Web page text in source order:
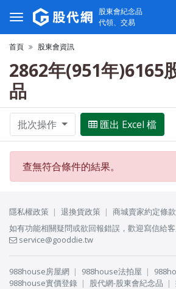
股東會紀念品
代領、交易
首頁 股東會資訊
2862年(951年)6165
品
批次操作 匯出 Excel 檔
查無符合條件的結果。
隱私權政策 退換貨政策
商城賣家約定條款
如有功能相關疑問或欲回報錯誤，歡迎寫信給
service@gooddie.tw
988house房屋網 988house法拍屋
988house實價登錄
股代網-股東會紀念品